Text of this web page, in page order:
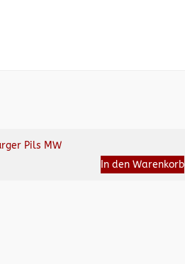
Pils MW
In den Warenkorb